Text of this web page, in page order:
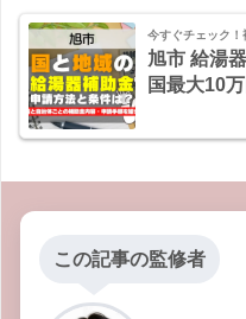
今すぐチェック
旭市 給湯
国最大10
この記事の監修者